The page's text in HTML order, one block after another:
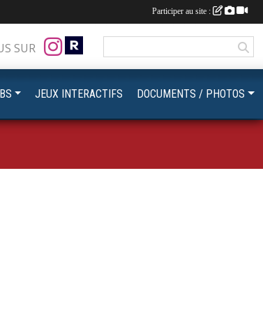
SUR
JEUX INTERACTIFS DOCUMENTS / PHOTOS
Participer au site :